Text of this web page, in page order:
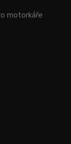
motorkáře